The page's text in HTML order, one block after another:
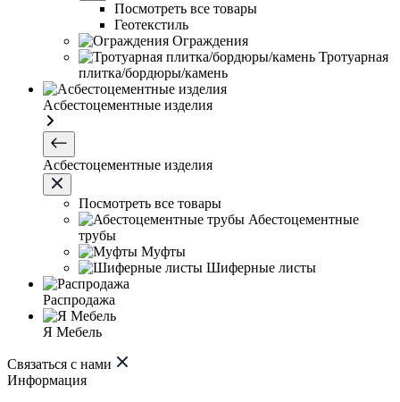
Посмотреть все товары
Геотекстиль
Ограждения
Тротуарная
плитка/бордюры/камень
Асбестоцементные изделия
Асбестоцементные изделия
Посмотреть все товары
Абестоцементные
трубы
Муфты
Шиферные листы
Распродажа
Я Мебель
Связаться с нами
Информация